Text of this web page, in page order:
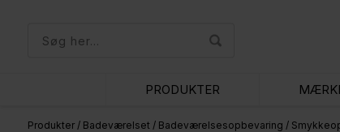
PRODUKTER
Produkter/ Badeværelset / Badeværelsesopbevaring /